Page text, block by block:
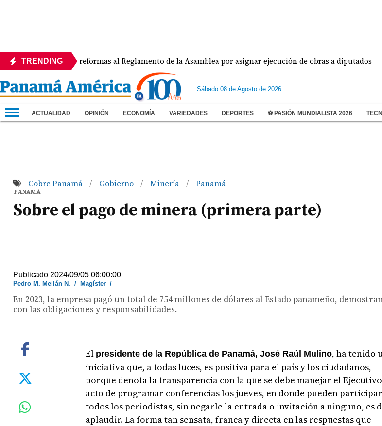
TRENDING
APEDE rechaza reformas al Reglamento de la Asamblea por asignar ejecución de obras a diputados
Sábado 08 de Agosto de 2026
ACTUALIDAD OPINIÓN ECONOMÍA VARIEDADES DEPORTES ⚽ PASIÓN MUNDIALISTA 2026
Cobre Panamá / Gobierno / Minería / Panamá
PANAMÁ
Sobre el pago de minera (primera parte)
Publicado 2024/09/05 06:00:00
Pedro M. Meilán N. / Magíster /
En 2023, la empresa pagó un total de 754 millones de dólares al Estado panameño,
con las obligaciones y responsabilidades.
El presidente de la República de Panamá, José Raúl Mulino, ha tenido
iniciativa que, a todas luces, es positiva para el país y los ciudadanos,
porque denota la transparencia con la que se debe manejar el
acto de programar conferencias los jueves, en donde pueden participar
todos los periodistas, sin negarle la entrada o invitación a ninguno, es
aplaudir. La forma tan sensata, franca y directa en las respuestas que